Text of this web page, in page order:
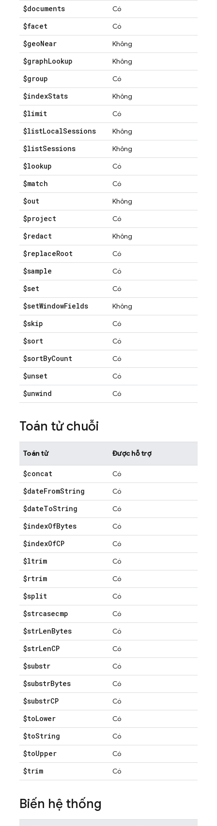
$documents Có
$facet Có
$geoNear Không
$graphLookup Không
$group Có
$indexStats Không
$limit Có
$listLocalSessions Không
$listSessions Không
$lookup Có
$match Có
$out Không
$project Có
$redact Không
$replaceRoot Có
$sample Có
$set Có
$setWindowFields Không
$skip Có
$sort Có
$sortByCount Có
$unset Có
$unwind Có
Toán tử chuỗi
Toán tử Được hỗ trợ
$concat Có
$dateFromString Có
$dateToString Có
$indexOfBytes Có
$indexOfCP Có
$ltrim Có
$rtrim Có
$split Có
$strcasecmp Có
$strLenBytes Có
$strLenCP Có
$substr Có
$substrBytes Có
$substrCP Có
$toLower Có
$toString Có
$toUpper Có
$trim Có
Biến hệ thống